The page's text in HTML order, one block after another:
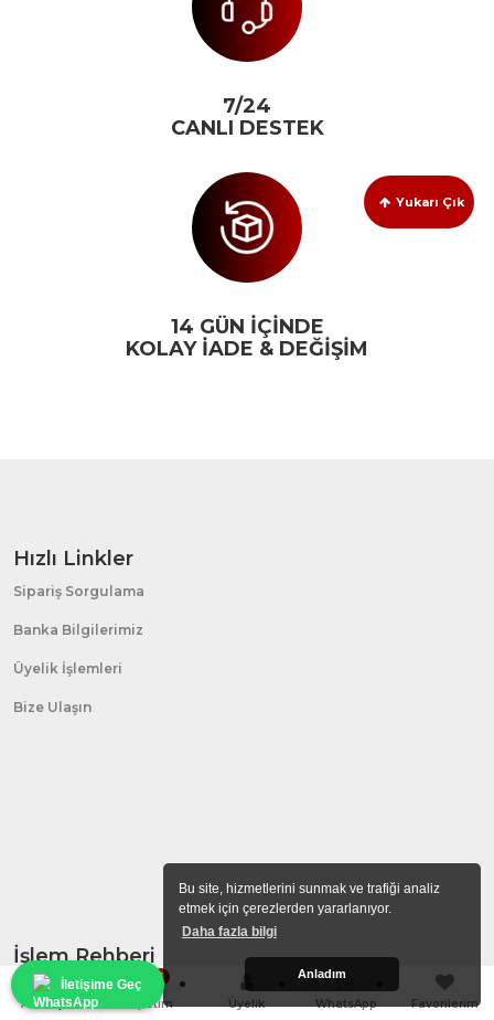
Bu site, hizmetlerini sunmak ve trafiği analiz
etmek için çerezlerden yararlanıyor.
Daha fazla bilgi
Anladım
İletişime Geç
Yukarı Çık
7/24
CANLI DESTEK
14 GÜN İÇİNDE
KOLAY İADE & DEĞİŞİM
Hızlı Linkler
Sipariş Sorgulama
Banka Bilgilerimiz
Üyelik İşlemleri
Bize Ulaşın
İşlem Rehberi
Hakkımızda
Anasayfa Sepetim
0
Üyelik
WhatsApp Favorilerim